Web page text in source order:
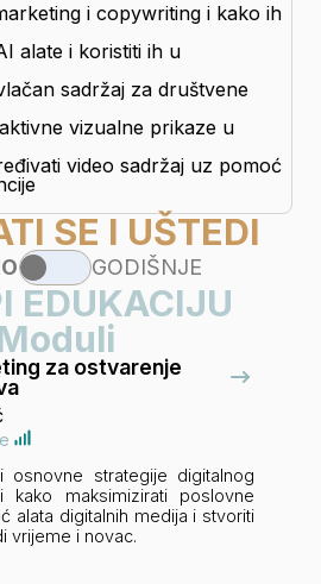
i copywriting i kako ih
alate i koristiti ih u
sadržaj za društvene
vizualne prikaze u
video sadržaj uz pomoć
SE I UŠTEDI
GODIŠNJE
EDUKACIJU
za ostvarenje
osnovne strategije digitalnog
kako maksimizirati poslovne
alata digitalnih medija i stvoriti
vrijeme i novac.